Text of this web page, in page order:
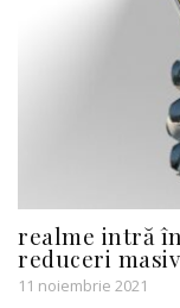
realme intră
reduceri
11 noiembrie 2021